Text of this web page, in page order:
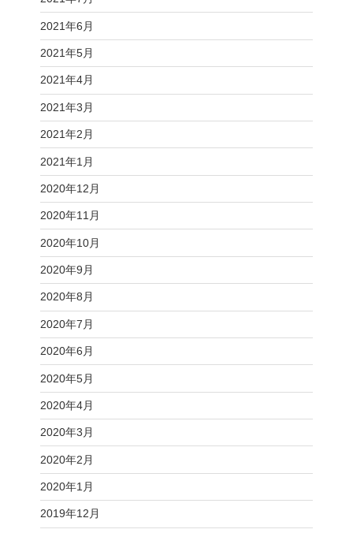
2021年6月
2021年5月
2021年4月
2021年3月
2021年2月
2021年1月
2020年12月
2020年11月
2020年10月
2020年9月
2020年8月
2020年7月
2020年6月
2020年5月
2020年4月
2020年3月
2020年2月
2020年1月
2019年12月